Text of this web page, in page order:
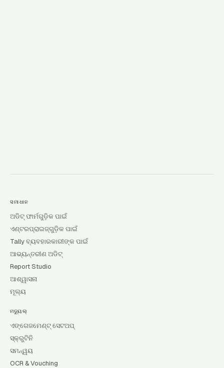
ସମାଧାନ
ଅଡିଟ୍ ଫାର୍ମଗୁଡ଼ିକ ପାଇଁ
ଏଣ୍ଟରପ୍ରାଇଜ୍‌ଗୁଡ଼ିକ ପାଇଁ
Tally ବ୍ୟବହାରକାରୀଙ୍କ ପାଇଁ
ଆଭ୍ୟନ୍ତରୀଣ ଅଡିଟ୍
Report Studio
ଆଶ୍ୱାସନା
ମୂଲ୍ୟ
ମଡ୍ୟୁଲ୍
ଏଙ୍ଗେଜମେଣ୍ଟ୍ ସେଟଅପ୍
ସ୍କ୍ରୁଟିନି
ସମନ୍ୱୟ
OCR & Vouching